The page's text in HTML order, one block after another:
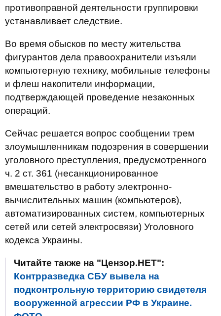
противоправной деятельности группировки
устанавливает следствие.
Во время обысков по месту жительства
фигурантов дела правоохранители изъяли
компьютерную технику, мобильные телефоны
и флеш накопители информации,
подтверждающей проведение незаконных
операций.
Сейчас решается вопрос сообщении трем
злоумышленникам подозрения в совершении
уголовного преступления, предусмотренного
ч. 2 ст. 361 (несанкционированное
вмешательство в работу электронно-
вычислительных машин (компьютеров),
автоматизированных систем, компьютерных
сетей или сетей электросвязи) Уголовного
кодекса Украины.
Читайте также на "Цензор.НЕТ":
Контрразведка СБУ вывела на
подконтрольную территорию свидетеля
вооруженной агрессии РФ в Украине.